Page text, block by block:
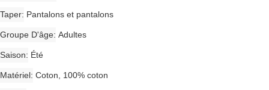
Taper Pantalons et pantalons
Groupe D'âge Adultes
Saison Été
Matériel Coton, 100% coton